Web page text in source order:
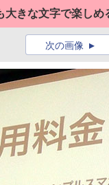
大きな文字で楽し
次の画像